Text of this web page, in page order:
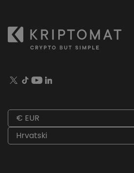
€ EUR
Hrvatski